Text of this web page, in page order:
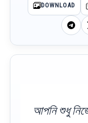
DOWNLOAD
আপনি শুধু